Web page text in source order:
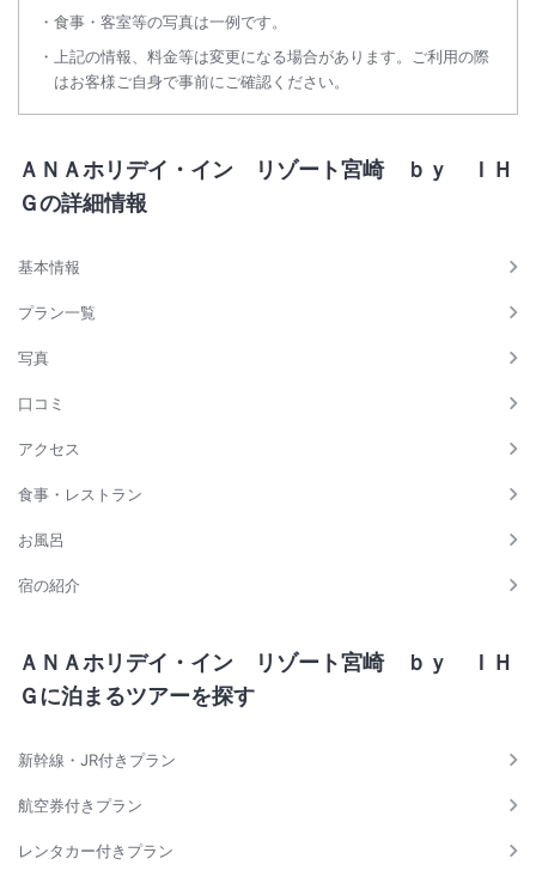
食事・客室等の写真は一例です。
上記の情報、料金等は変更になる場合があります。ご利用の際
はお客様ご自身で事前にご確認ください。
ＡＮＡホリデイ・イン リゾート宮崎 ｂｙ ＩＨ
Ｇの詳細情報
基本情報
プラン一覧
写真
口コミ
アクセス
食事・レストラン
お風呂
宿の紹介
ＡＮＡホリデイ・イン リゾート宮崎 ｂｙ ＩＨ
Ｇに泊まるツアーを探す
新幹線・JR付きプラン
航空券付きプラン
レンタカー付きプラン